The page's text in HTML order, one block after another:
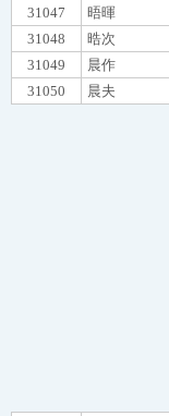
31047 晤暉
31048
晧次
31049
晨作
31050
晨夫